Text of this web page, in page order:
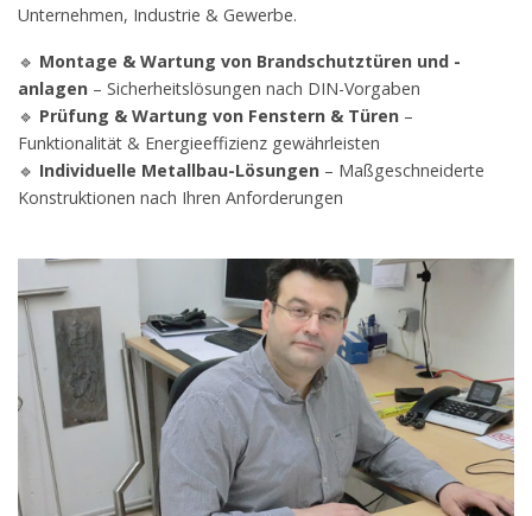
Unternehmen, Industrie & Gewerbe.
🔹 Montage & Wartung von Brandschutztüren und -
anlagen – Sicherheitslösungen nach DIN-Vorgaben
🔹 Prüfung & Wartung von Fenstern & Türen –
Funktionalität & Energieeffizienz gewährleisten
🔹 Individuelle Metallbau-Lösungen – Maßgeschneiderte
Konstruktionen nach Ihren Anforderungen